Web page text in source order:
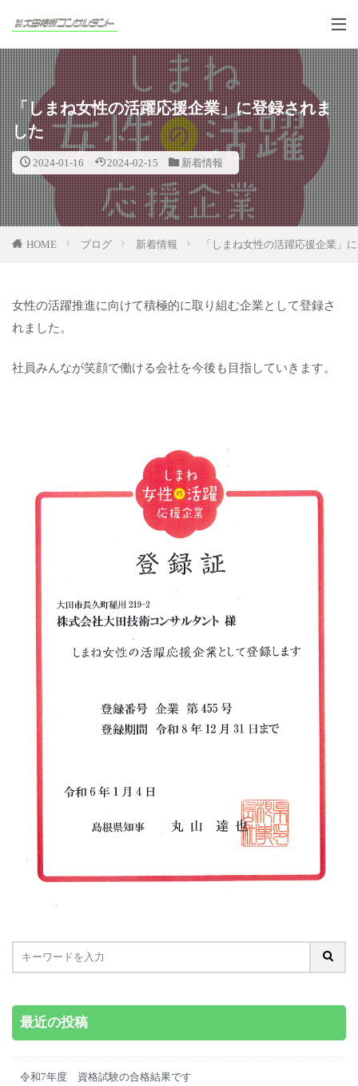
「しまね女性の活躍応援企業」に登録されま
した
2024-01-16 2024-02-15 新着情報
HOME ブログ 新着情報 「しまね女性の活躍応援企業」
女性の活躍推進に向けて積極的に取り組む企業として登録さ
れました。
社員みんなが笑顔で働ける会社を今後も目指していきます。
最近の投稿
令和7年度 資格試験の合格結果です